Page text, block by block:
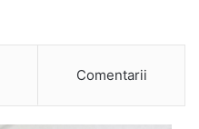
Comentarii